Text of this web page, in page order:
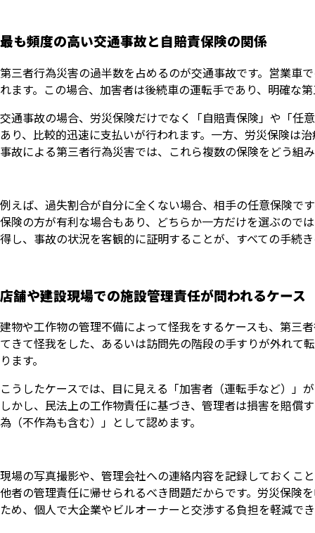
最も頻度の高い交通事故と自賠責保険の関係
第三者行為災害の過半数を占めるのが交通事故です。営業車
れます。この場合、加害者は後続車の運転手であり、明確な
交通事故の場合、労災保険だけでなく「自賠責保険」や「任
あり、比較的迅速に支払いが行われます。一方、労災保険は
事故による第三者行為災害では、これら複数の保険をどう組
例えば、過失割合が自分に全くない場合、相手の任意保険で
保険の方が有利な場合もあり、どちらか一方だけを選ぶので
得し、事故の状況を客観的に証明することが、すべての手続
店舗や建設現場での施設管理責任が問われるケース
建物や工作物の管理不備によって怪我をするケースも、第三
てきて怪我をした、あるいは訪問先の階段の手すりが外れて
ります。
こうしたケースでは、目に見える「加害者（運転手など）」
しかし、民法上の工作物責任に基づき、管理者は損害を賠償
為（不作為も含む）」として認めます。
現場の写真撮影や、管理会社への連絡内容を記録しておくこ
他者の管理責任に帰せられるべき問題だからです。労災保険
ため、個人で大企業やビルオーナーと交渉する負担を軽減で